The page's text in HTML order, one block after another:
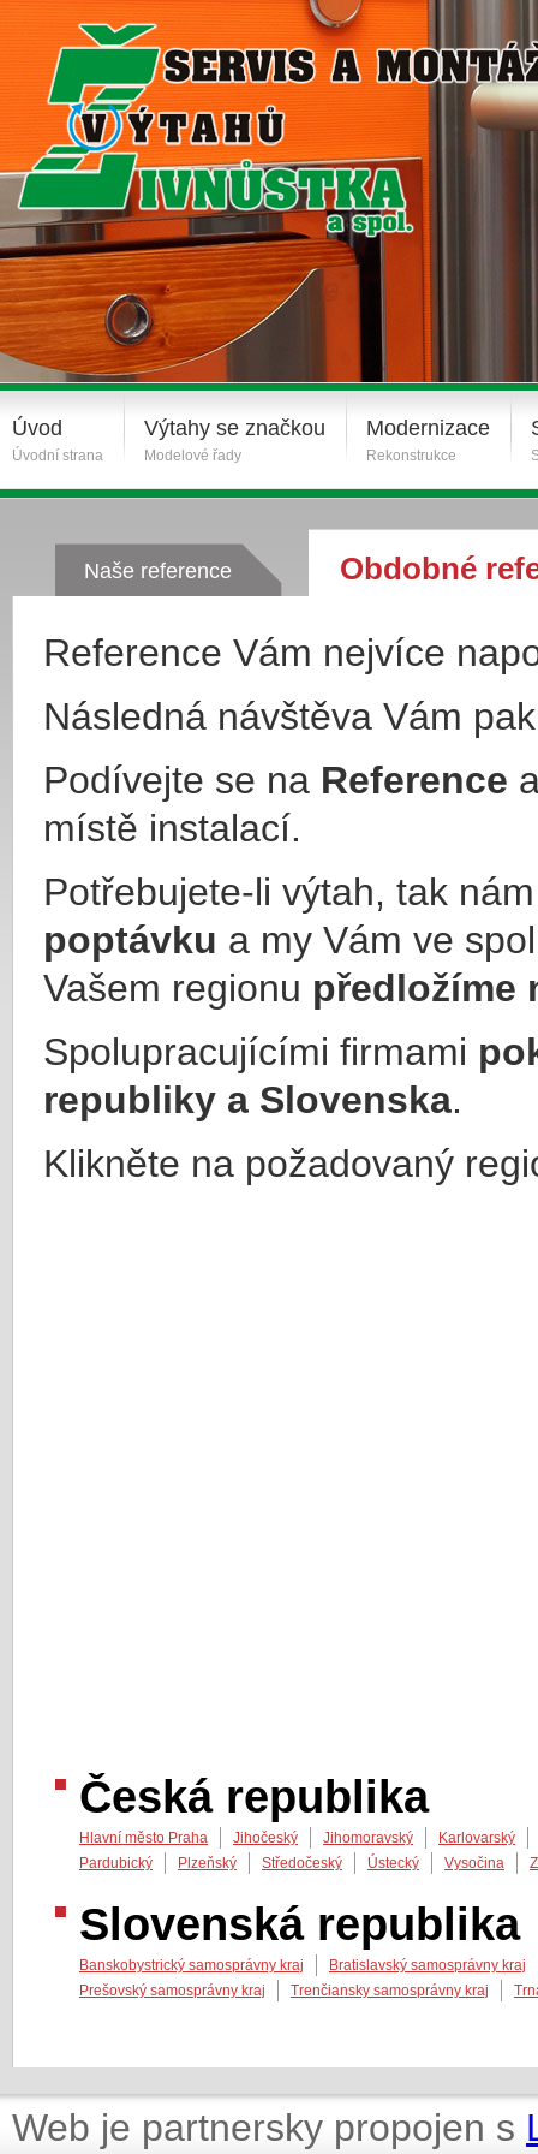
Úvod
Úvodní strana
Výtahy se značkou
Modelové řady
Modernizace
Rekonstrukce
Naše reference Obdobné
Reference Vám nejvíce
Následná návštěva Vám
Podívejte se na Reference
místě instalací.
Potřebujete-li výtah, tak
poptávku a my Vám ve
Vašem regionu předložíme
Spolupracujícími firmami
republiky a Slovenska.
Klikněte na požadovaný
Česká republika
Hlavní město Praha Jihočeský Jihomoravský
Karlovarský
Pardubický
Plzeňský Středočeský Ústecký Vysočina
Slovenská republika
Banskobystrický samosprávny kraj
Bratislavský samosprávny kraj
Prešovský samosprávny kraj
Trenčiansky samosprávny kraj
Web je partnersky propojen s